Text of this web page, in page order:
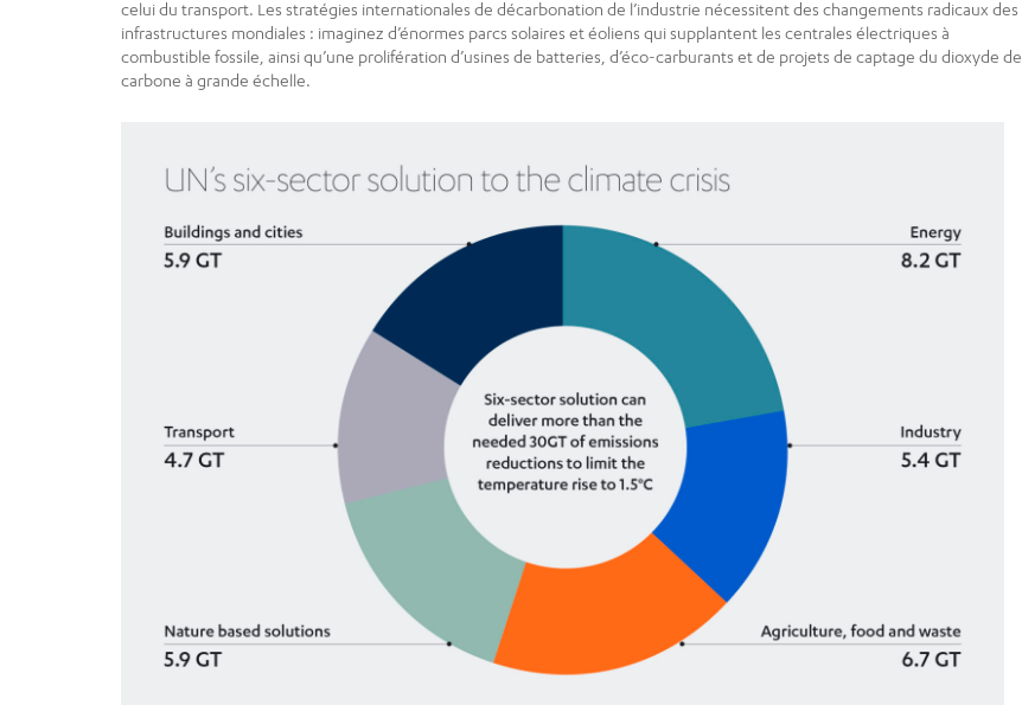
celui du transport. Les stratégies internationales de décarbonation de l’industrie nécessitent des changements radicaux des
infrastructures mondiales : imaginez d’énormes parcs solaires et éoliens qui supplantent les centrales électriques à
combustible fossile, ainsi qu’une prolifération d’usines de batteries, d’éco-carburants et de projets de captage du dioxyde de
carbone à grande échelle.